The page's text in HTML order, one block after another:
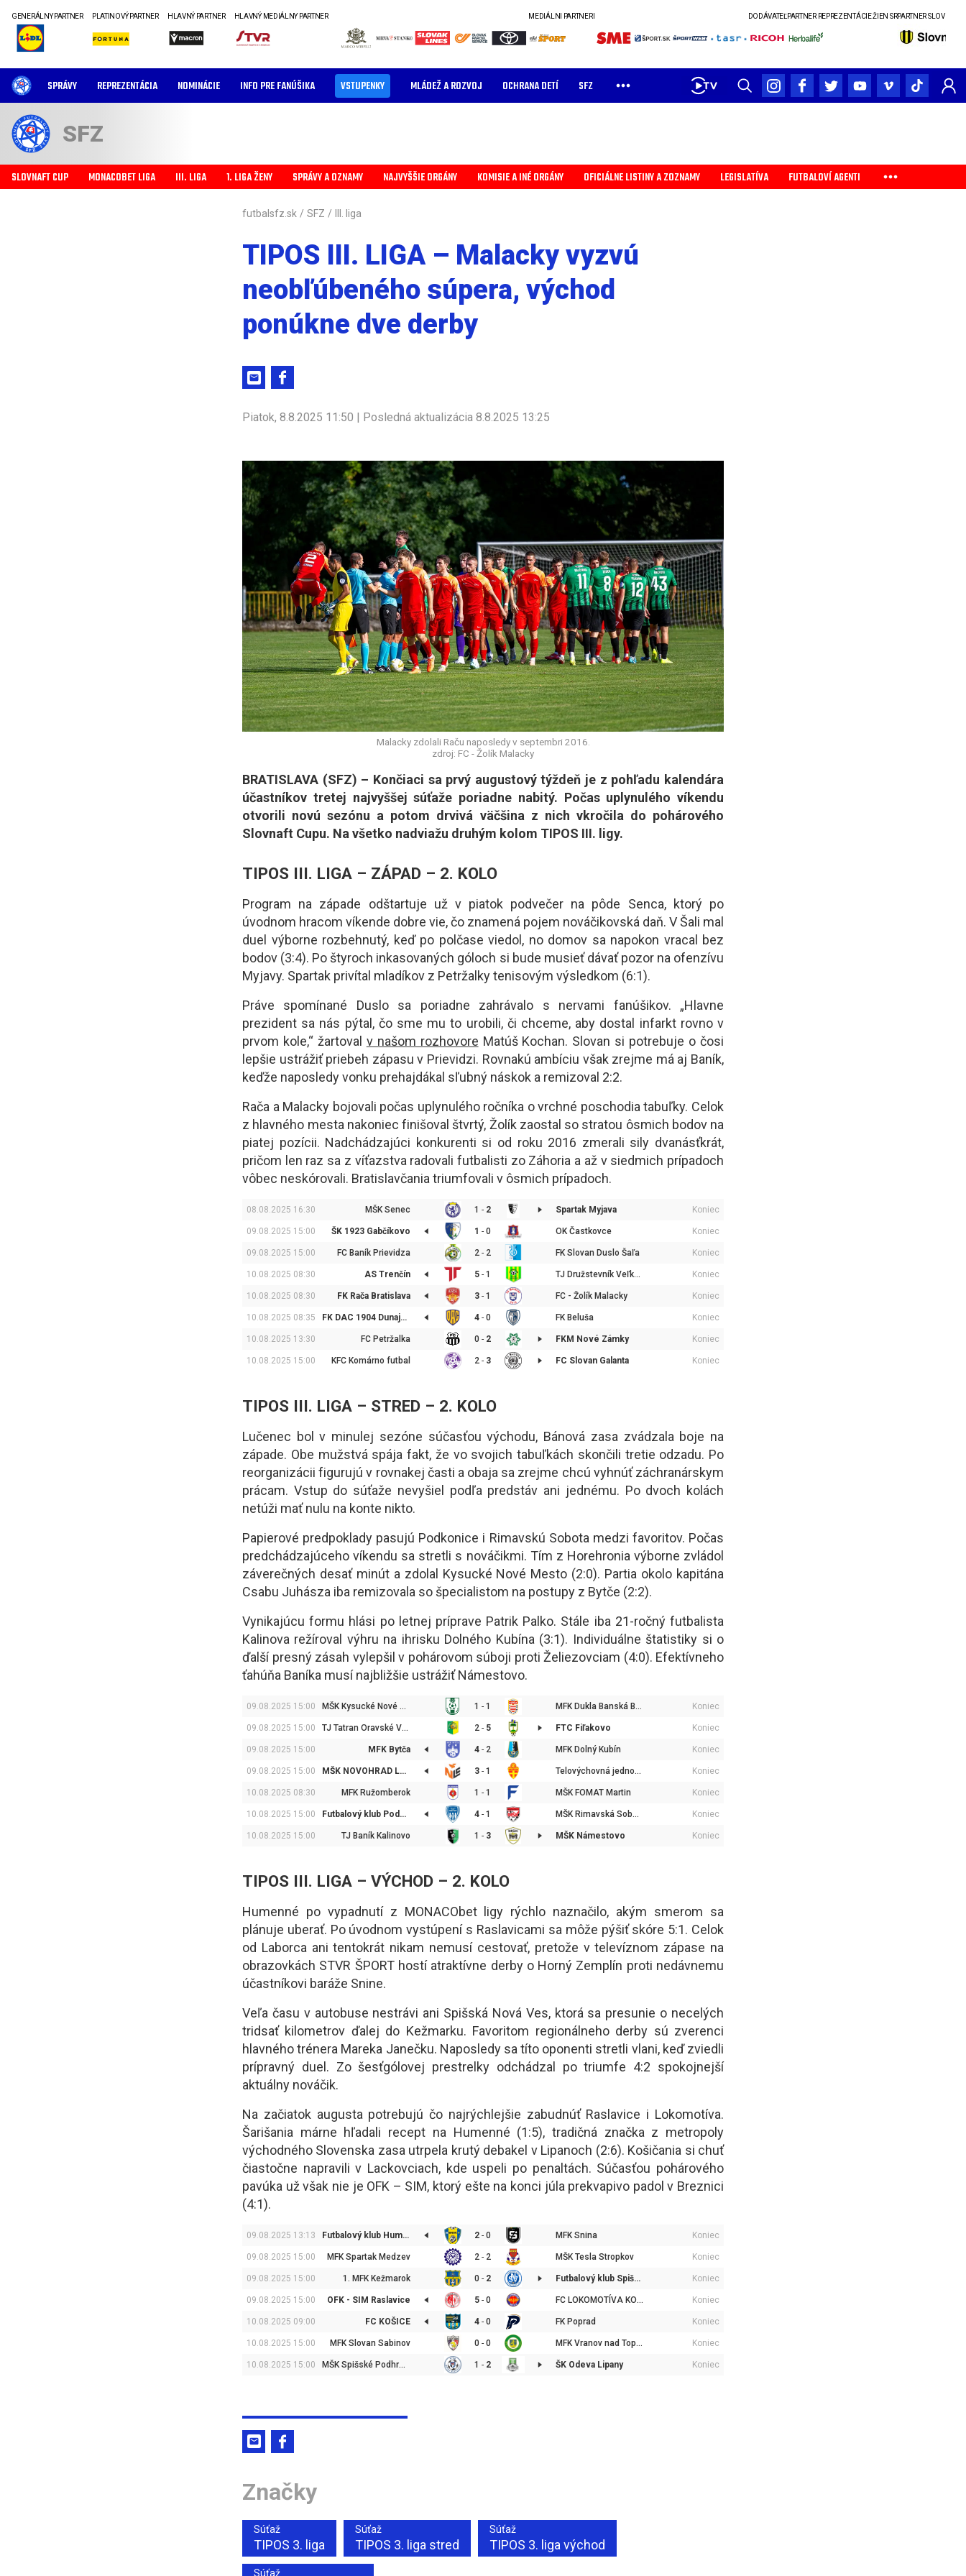
GENERÁLNY PARTNER PLATINOVÝ PARTNER HLAVNÝ PARTNER HLAVNÝ MEDIÁLNY PARTNER MEDIÁLNI PARTNERI PARTNER REPREZENTÁCIE ŽIEN SRPARTNER SLOVENSKÉHO
SPRÁVY REPREZENTÁCIA NOMINÁCIE INFO PRE FANÚŠIKA VSTUPENKY MLÁDEŽ A ROZVOJ OCHRANA DETÍ SFZ
SFZ
SLOVNAFT CUP MONACOBET LIGA III. LIGA 1. LIGA ŽENY SPRÁVY A OZNAMY NAJVYŠŠIE ORGÁNY KOMISIE A INÉ ORGÁNY OFICIÁLNE LISTINY A ZOZNAMY LEGISLATÍVA FUTBALOVÍ AGENTI
futbalsfz.sk / SFZ / III. liga
TIPOS III. LIGA – Malacky vyzvú
neobľúbeného súpera, východ
ponúkne dve derby
Piatok, 8.8.2025 11:50 | Posledná aktualizácia 8.8.2025 13:25
Malacky zdolali Raču naposledy v septembri 2016.
zdroj: FC - Žolík Malacky
BRATISLAVA (SFZ) – Končiaci sa prvý augustový týždeň je z pohľadu kalendára
účastníkov tretej najvyššej súťaže poriadne nabitý. Počas uplynulého víkendu
otvorili novú sezónu a potom drvivá väčšina z nich vkročila do pohárového
Slovnaft Cupu. Na všetko nadviažu druhým kolom TIPOS III. ligy.
TIPOS III. LIGA – ZÁPAD – 2. KOLO
Program na západe odštartuje už v piatok podvečer na pôde Senca, ktorý po
úvodnom hracom víkende dobre vie, čo znamená pojem nováčikovská daň. V Šali mal
duel výborne rozbehnutý, keď po polčase viedol, no domov sa napokon vracal bez
bodov (3:4). Po štyroch inkasovaných góloch si bude musieť dávať pozor na ofenzívu
Myjavy. Spartak privítal mladíkov z Petržalky tenisovým výsledkom (6:1).
Práve spomínané Duslo sa poriadne zahrávalo s nervami fanúšikov. „Hlavne
prezident sa nás pýtal, čo sme mu to urobili, či chceme, aby dostal infarkt rovno v
prvom kole,“ žartoval v našom rozhovore Matúš Kochan. Slovan si potrebuje o čosi
lepšie ustrážiť priebeh zápasu v Prievidzi. Rovnakú ambíciu však zrejme má aj Baník,
keďže naposledy vonku prehajdákal sľubný náskok a remizoval 2:2.
Rača a Malacky bojovali počas uplynulého ročníka o vrchné poschodia tabuľky. Celok
z hlavného mesta nakoniec finišoval štvrtý, Žolík zaostal so stratou ôsmich bodov na
piatej pozícii. Nadchádzajúci konkurenti si od roku 2016 zmerali sily dvanásťkrát,
pričom len raz sa z víťazstva radovali futbalisti zo Záhoria a až v siedmich prípadoch
vôbec neskórovali. Bratislavčania triumfovali v ôsmich prípadoch.
08.08.2025 16:30 MŠK Senec 1 - 2 Spartak Myjava Koniec
09.08.2025 15:00 ŠK 1923 Gabčíkovo 1 - 0 OK Častkovce Koniec
09.08.2025 15:00 FC Baník Prievidza 2 - 2 FK Slovan Duslo Šaľa Koniec
10.08.2025 08:30 AS Trenčín 5 - 1 TJ Družstevník Veľké Ludince Koniec
10.08.2025 08:30 FK Rača Bratislava 3 - 1 FC - Žolík Malacky Koniec
10.08.2025 08:35 FK DAC 1904 Dunajská Streda 4 - 0 FK Beluša Koniec
10.08.2025 13:30 FC Petržalka 0 - 2 FKM Nové Zámky Koniec
10.08.2025 15:00 KFC Komárno futbal 2 - 3 FC Slovan Galanta Koniec
TIPOS III. LIGA – STRED – 2. KOLO
Lučenec bol v minulej sezóne súčasťou východu, Bánová zasa zvádzala boje na
západe. Obe mužstvá spája fakt, že vo svojich tabuľkách skončili tretie odzadu. Po
reorganizácii figurujú v rovnakej časti a obaja sa zrejme chcú vyhnúť záchranárskym
prácam. Vstup do súťaže nevyšiel podľa predstáv ani jednému. Po dvoch kolách
netúži mať nulu na konte nikto.
Papierové predpoklady pasujú Podkonice i Rimavskú Sobota medzi favoritov. Počas
predchádzajúceho víkendu sa stretli s nováčikmi. Tím z Horehronia výborne zvládol
záverečných desať minút a zdolal Kysucké Nové Mesto (2:0). Partia okolo kapitána
Csabu Juhásza iba remizovala so špecialistom na postupy z Bytče (2:2).
Vynikajúcu formu hlási po letnej príprave Patrik Palko. Stále iba 21-ročný futbalista
Kalinova režíroval výhru na ihrisku Dolného Kubína (3:1). Individuálne štatistiky si o
ďalší presný zásah vylepšil v pohárovom súboji proti Želiezovciam (4:0). Efektívneho
ťahúňa Baníka musí najbližšie ustrážiť Námestovo.
09.08.2025 15:00 MŠK Kysucké Nové Mesto 1 - 1 MFK Dukla Banská Bystrica Koniec
09.08.2025 15:00 TJ Tatran Oravské Veselé 2 - 5 FTC Fiľakovo Koniec
09.08.2025 15:00 MFK Bytča 4 - 2 MFK Dolný Kubín Koniec
09.08.2025 15:00 MŠK NOVOHRAD Lučenec 3 - 1 Telovýchovná jednota JEDNOTA Bánová Koniec
10.08.2025 08:30 MFK Ružomberok 1 - 1 MŠK FOMAT Martin Koniec
10.08.2025 15:00 Futbalový klub Podkonice 4 - 1 MŠK Rimavská Sobota Koniec
10.08.2025 15:00 TJ Baník Kalinovo 1 - 3 MŠK Námestovo Koniec
TIPOS III. LIGA – VÝCHOD – 2. KOLO
Humenné po vypadnutí z MONACObet ligy rýchlo naznačilo, akým smerom sa
plánuje uberať. Po úvodnom vystúpení s Raslavicami sa môže pýšiť skóre 5:1. Celok
od Laborca ani tentokrát nikam nemusí cestovať, pretože v televíznom zápase na
obrazovkách STVR ŠPORT hostí atraktívne derby o Horný Zemplín proti nedávnemu
účastníkovi baráže Snine.
Veľa času v autobuse nestrávi ani Spišská Nová Ves, ktorá sa presunie o necelých
tridsať kilometrov ďalej do Kežmarku. Favoritom regionálneho derby sú zverenci
hlavného trénera Mareka Janečku. Naposledy sa títo oponenti stretli vlani, keď zviedli
prípravný duel. Zo šesťgólovej prestrelky odchádzal po triumfe 4:2 spokojnejší
aktuálny nováčik.
Na začiatok augusta potrebujú čo najrýchlejšie zabudnúť Raslavice i Lokomotíva.
Šarišania márne hľadali recept na Humenné (1:5), tradičná značka z metropoly
východného Slovenska zasa utrpela krutý debakel v Lipanoch (2:6). Košičania si chuť
čiastočne napravili v Lackovciach, kde uspeli po penaltách. Súčasťou pohárového
pavúka už však nie je OFK – SIM, ktorý ešte na konci júla prekvapivo padol v Breznici
(4:1).
09.08.2025 13:13 Futbalový klub Humenné, s. r. o. 2 - 0 MFK Snina Koniec
09.08.2025 15:00 MFK Spartak Medzev 2 - 2 MŠK Tesla Stropkov Koniec
09.08.2025 15:00 1. MFK Kežmarok 0 - 2 Futbalový klub Spišská Nová Ves Koniec
09.08.2025 15:00 OFK - SIM Raslavice 5 - 0 FC LOKOMOTÍVA KOŠICE Koniec
10.08.2025 09:00 FC KOŠICE 4 - 0 FK Poprad Koniec
10.08.2025 15:00 MFK Slovan Sabinov 0 - 0 MFK Vranov nad Topľou Koniec
10.08.2025 15:00 MŠK Spišské Podhradie 1 - 2 ŠK Odeva Lipany Koniec
Značky
Súťaž
TIPOS 3. liga
Súťaž
TIPOS 3. liga stred
Súťaž
TIPOS 3. liga východ
Súťaž